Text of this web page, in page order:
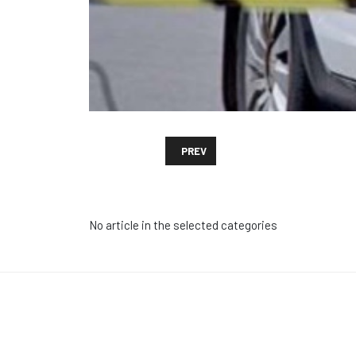
PREVIOUS ARTICLE: ᲐᲭᲐᲠᲘᲡ
PREV
No article in the selected categories